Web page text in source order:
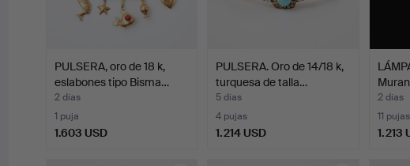
PULSERA, oro de 18 k,
eslabones tipo Bisma…
2 días
1 puja
1.603 USD
PULSERA. Oro de 14/18 k,
turquesa de talla…
5 días
4 pujas
1.214 USD
2 días
11 pujas
1.213